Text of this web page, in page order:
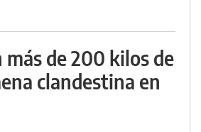
más de 200 kilos de
clandestina en